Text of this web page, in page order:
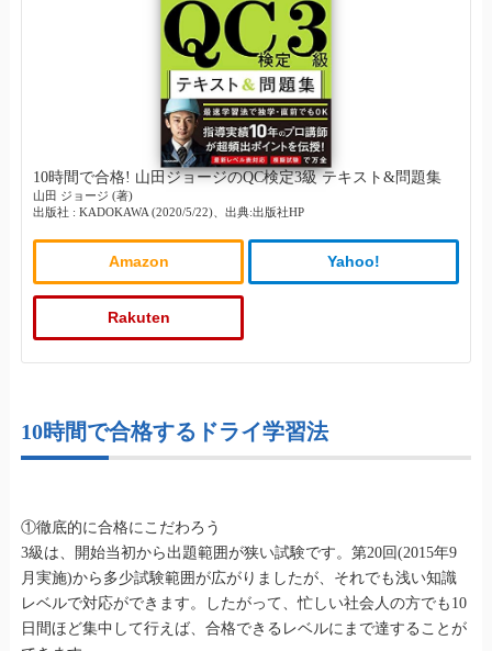
10時間で合格! 山田ジョージのQC検定3級 テキスト&問題集
山田 ジョージ (著)
出版社 : KADOKAWA (2020/5/22)、出典:出版社HP
Amazon Yahoo!
Rakuten
10時間で合格するドライ学習法
①徹底的に合格にこだわろう
3級は、開始当初から出題範囲が狭い試験です。第20回(2015年9
月実施)から多少試験範囲が広がりましたが、それでも浅い知識
レベルで対応ができます。したがって、忙しい社会人の方でも10
日間ほど集中して行えば、合格できるレベルにまで達することが